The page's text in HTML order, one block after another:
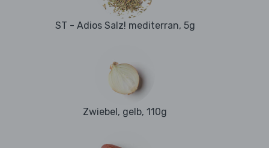
ST - Adios Salz! mediterran, 5g
Zwiebel, gelb, 110g